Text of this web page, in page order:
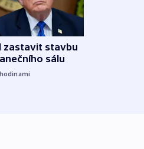
zastavit stavbu
sálu
hodinami